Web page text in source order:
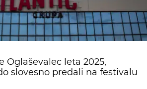
Oglaševalec leta 2025,
slovesno predali na festivalu